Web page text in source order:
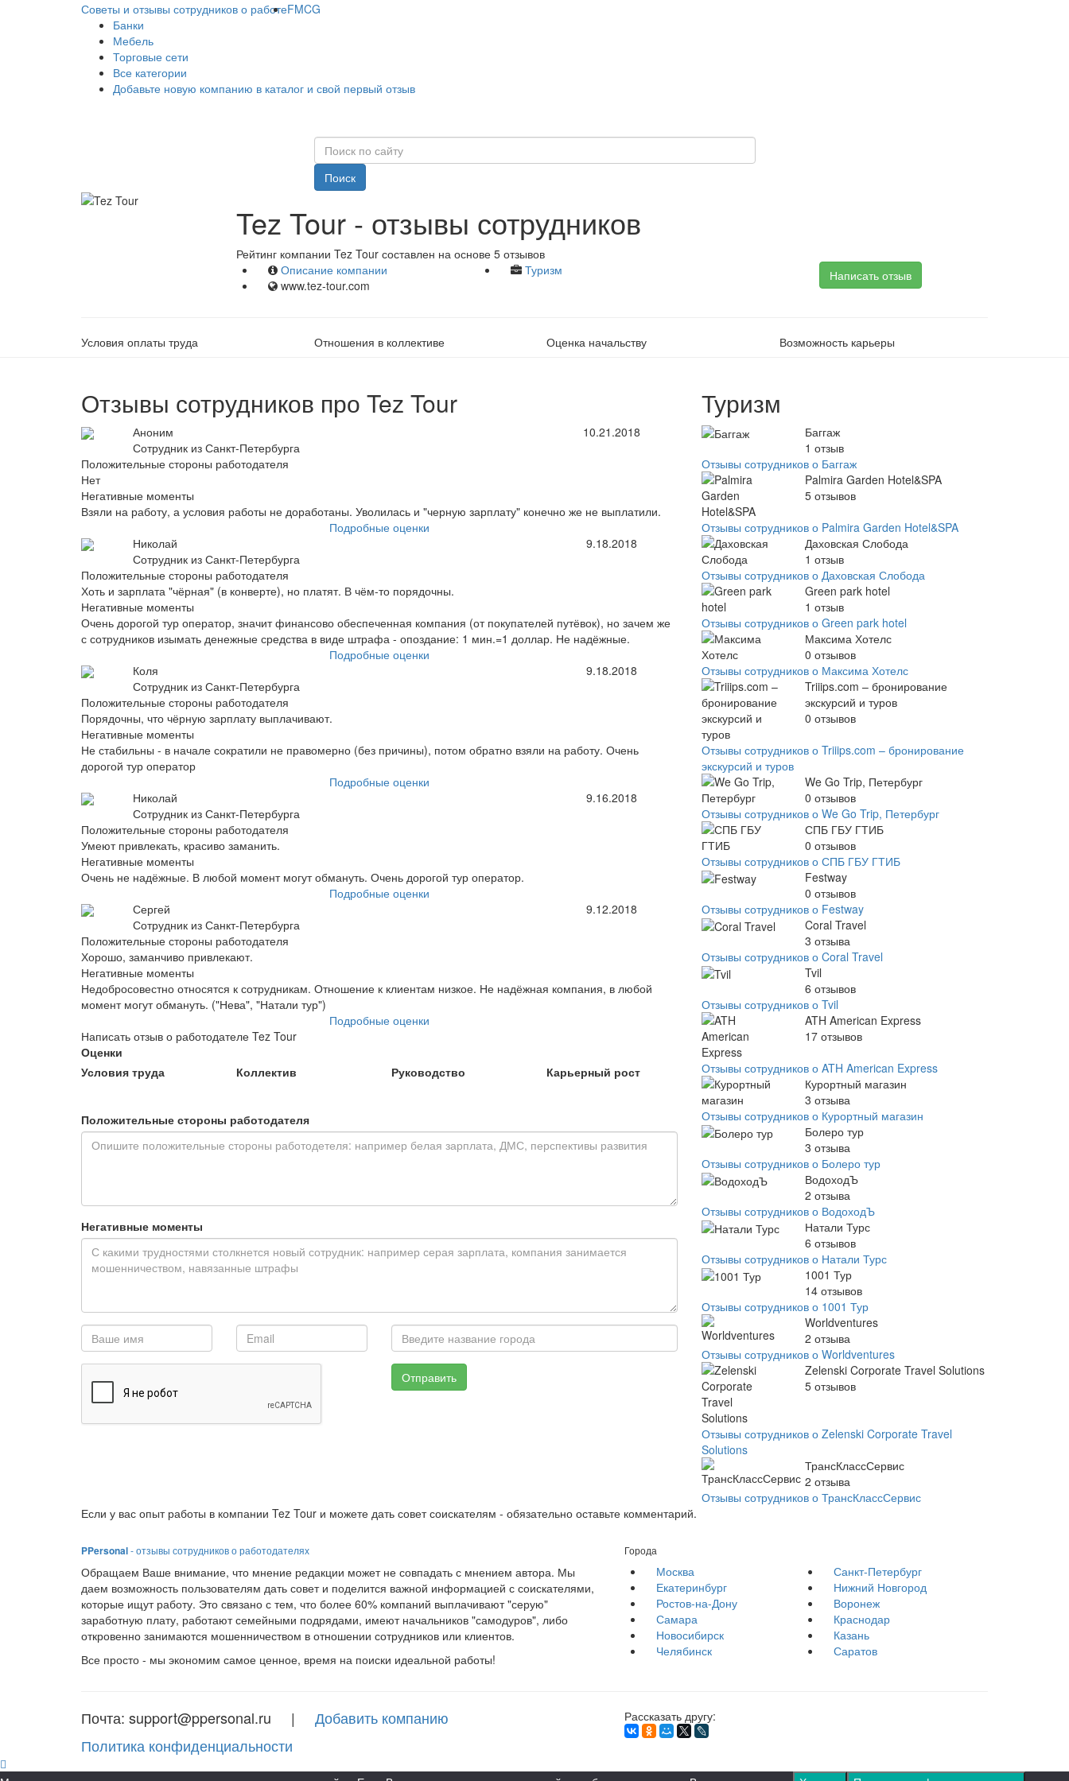
Советы и отзывы сотрудников о работеFMCG
Банки
Мебель
Торговые сети
Все категории
Добавьте новую компанию в каталог и свой первый отзыв
Поиск
Tez Tour - отзывы сотрудников
Рейтинг компании Tez Tour составлен на основе 5 отзывов
Описание компании
Туризм
www.tez-tour.com
Написать отзыв
Условия оплаты труда Отношения в коллективе Оценка начальству Возможность карьеры
Отзывы сотрудников про Tez Tour
Аноним
Сотрудник из Санкт-Петербурга
10.21.2018
Положительные стороны работодателя
Нет
Негативные моменты
Взяли на работу, а условия работы не доработаны. Уволилась и "черную зарплату" конечно же не выплатили.
Подробные оценки
Николай
Сотрудник из Санкт-Петербурга
9.18.2018
Положительные стороны работодателя
Хоть и зарплата "чёрная" (в конверте), но платят. В чём-то порядочны.
Негативные моменты
Очень дорогой тур оператор, значит финансово обеспеченная компания (от покупателей путёвок), но зачем же
с сотрудников изымать денежные средства в виде штрафа - опоздание: 1 мин.=1 доллар. Не надёжные.
Подробные оценки
Коля
Сотрудник из Санкт-Петербурга
9.18.2018
Положительные стороны работодателя
Порядочны, что чёрную зарплату выплачивают.
Негативные моменты
Не стабильны - в начале сократили не правомерно (без причины), потом обратно взяли на работу. Очень
дорогой тур оператор
Подробные оценки
Николай
Сотрудник из Санкт-Петербурга
9.16.2018
Положительные стороны работодателя
Умеют привлекать, красиво заманить.
Негативные моменты
Очень не надёжные. В любой момент могут обмануть. Очень дорогой тур оператор.
Подробные оценки
Сергей
Сотрудник из Санкт-Петербурга
9.12.2018
Положительные стороны работодателя
Хорошо, заманчиво привлекают.
Негативные моменты
Недобросовестно относятся к сотрудникам. Отношение к клиентам низкое. Не надёжная компания, в любой
момент могут обмануть. ("Нева", "Натали тур")
Подробные оценки
Написать отзыв о работодателе Tez Tour
Оценки
Условия труда
Коллектив Руководство Карьерный рост
Положительные стороны работодателя
Негативные моменты
Отправить
Туризм
Баггаж
1 отзыв
Отзывы сотрудников о Баггаж
Palmira Garden Hotel&SPA
5 отзывов
Отзывы сотрудников о Palmira Garden Hotel&SPA
Даховская Слобода
1 отзыв
Отзывы сотрудников о Даховская Слобода
Green park hotel
1 отзыв
Отзывы сотрудников о Green park hotel
Максима Хотелс
0 отзывов
Отзывы сотрудников о Максима Хотелс
Triiips.com – бронирование
экскурсий и туров
0 отзывов
Отзывы сотрудников о Triiips.com – бронирование
экскурсий и туров
We Go Trip, Петербург
0 отзывов
Отзывы сотрудников о We Go Trip, Петербург
СПБ ГБУ ГТИБ
0 отзывов
Отзывы сотрудников о СПБ ГБУ ГТИБ
Festway
0 отзывов
Отзывы сотрудников о Festway
Coral Travel
3 отзыва
Отзывы сотрудников о Coral Travel
Tvil
6 отзывов
Отзывы сотрудников о Tvil
ATH American Express
17 отзывов
Отзывы сотрудников о ATH American Express
Курортный магазин
3 отзыва
Отзывы сотрудников о Курортный магазин
Болеро тур
3 отзыва
Отзывы сотрудников о Болеро тур
ВодоходЪ
2 отзыва
Отзывы сотрудников о ВодоходЪ
Натали Турс
6 отзывов
Отзывы сотрудников о Натали Турс
1001 Тур
14 отзывов
Отзывы сотрудников о 1001 Тур
Worldventures
2 отзыва
Отзывы сотрудников о Worldventures
Zelenski Corporate Travel Solutions
5 отзывов
Отзывы сотрудников о Zelenski Corporate Travel
Solutions
ТрансКлассСервис
2 отзыва
Отзывы сотрудников о ТрансКлассСервис
Если у вас опыт работы в компании Tez Tour и можете дать совет соискателям - обязательно оставьте комментарий.
PPersonal- отзывы сотрудников о работодателях
Обращаем Ваше внимание, что мнение редакции может не совпадать с мнением автора. Мы
даем возможность пользователям дать совет и поделится важной информацией с соискателями,
которые ищут работу. Это связано с тем, что более 60% компаний выплачивают "серую"
заработную плату, работают семейными подрядами, имеют начальников "самодуров", либо
откровенно занимаются мошенничеством в отношении сотрудников или клиентов.
Все просто - мы экономим самое ценное, время на поиски идеальной работы!
Города
Москва
Санкт-Петербург
Екатеринбург
Нижний Новгород
Ростов-на-Дону
Воронеж
Самара
Краснодар
Новосибирск
Казань
Челябинск
Саратов
Почта: support@ppersonal.ru | Добавить компанию
Политика конфиденциальности
Рассказать другу: